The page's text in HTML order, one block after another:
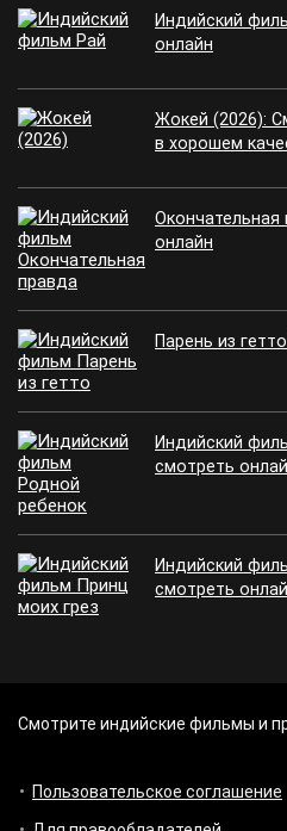
Индийский
онлайн
Жокей (2026):
в хорошем
Окончательная
онлайн
Парень из
Индийский
смотреть
Индийский
смотреть
Смотрите индийские фильмы и
Пользовательское соглашение